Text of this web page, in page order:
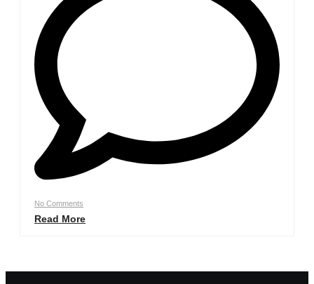
No Comments
Read More